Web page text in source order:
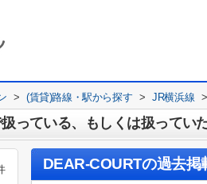
> (賃貸)路線・駅から探す > JR横浜線 >
っている、もしくは扱ってい
DEAR-COURTの過去掲